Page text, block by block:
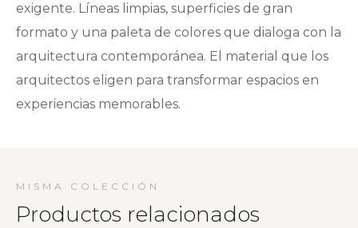
exigente. Líneas limpias, superficies de gran
formato y una paleta de colores que dialoga con la
arquitectura contemporánea. El material que los
arquitectos eligen para transformar espacios en
experiencias memorables.
MISMA COLECCIÓN
Productos relacionados